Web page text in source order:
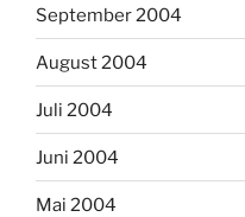
September 2004
August 2004
Juli 2004
Juni 2004
Mai 2004